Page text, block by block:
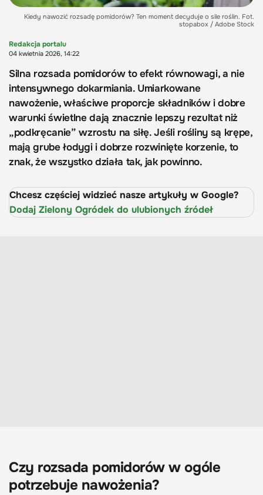
Kiedy nawozić rozsadę pomidorów? Ten moment decyduje o sile roślin. Fot.
stopabox / Adobe Stock
Redakcja portalu
04 kwietnia 2026, 14:22
Silna rozsada pomidorów to efekt równowagi, a nie
intensywnego dokarmiania. Umiarkowane
nawożenie, właściwe proporcje składników i dobre
warunki świetlne dają znacznie lepszy rezultat niż
„podkręcanie” wzrostu na siłę. Jeśli rośliny są krępe,
mają grube łodygi i dobrze rozwinięte korzenie, to
znak, że wszystko działa tak, jak powinno.
Chcesz częściej widzieć nasze artykuły w Google?
Dodaj Zielony Ogródek do ulubionych źródeł
Czy rozsada pomidorów w ogóle
potrzebuje nawożenia?